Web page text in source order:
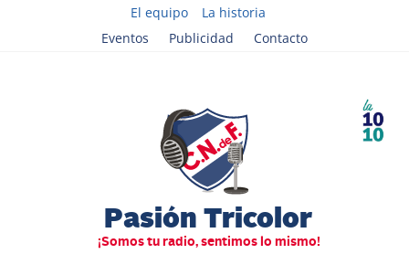
El equipo
La historia
Eventos
Publicidad Contacto